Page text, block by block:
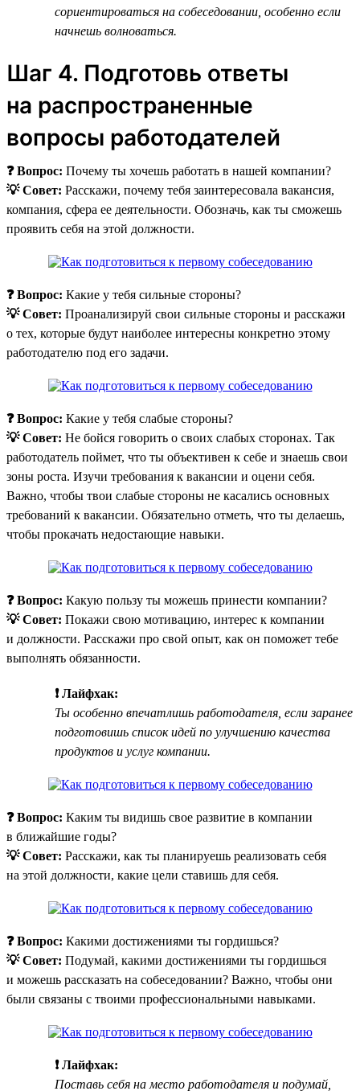
сориентироваться на собеседовании, особенно если
начнешь волноваться.
Шаг 4. Подготовь ответы
на распространенные
вопросы работодателей
❓ Вопрос: Почему ты хочешь работать в нашей компании?
💡 Совет: Расскажи, почему тебя заинтересовала вакансия,
компания, сфера ее деятельности. Обозначь, как ты сможешь
проявить себя на этой должности.
❓ Вопрос: Какие у тебя сильные стороны?
💡 Совет: Проанализируй свои сильные стороны и расскажи
о тех, которые будут наиболее интересны конкретно этому
работодателю под его задачи.
❓ Вопрос: Какие у тебя слабые стороны?
💡 Совет: Не бойся говорить о своих слабых сторонах. Так
работодатель поймет, что ты объективен к себе и знаешь свои
зоны роста. Изучи требования к вакансии и оцени себя.
Важно, чтобы твои слабые стороны не касались основных
требований к вакансии. Обязательно отметь, что ты делаешь,
чтобы прокачать недостающие навыки.
❓ Вопрос: Какую пользу ты можешь принести компании?
💡 Совет: Покажи свою мотивацию, интерес к компании
и должности. Расскажи про свой опыт, как он поможет тебе
выполнять обязанности.
❗ Лайфхак:
Ты особенно впечатлишь работодателя, если заранее
подготовишь список идей по улучшению качества
продуктов и услуг компании.
❓ Вопрос: Каким ты видишь свое развитие в компании
в ближайшие годы?
💡 Совет: Расскажи, как ты планируешь реализовать себя
на этой должности, какие цели ставишь для себя.
❓ Вопрос: Какими достижениями ты гордишься?
💡 Совет: Подумай, какими достижениями ты гордишься
и можешь рассказать на собеседовании? Важно, чтобы они
были связаны с твоими профессиональными навыками.
❗ Лайфхак:
Поставь себя на место работодателя и подумай,